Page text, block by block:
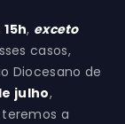
15h, exceto
casos,
Diocesano de
julho,
a